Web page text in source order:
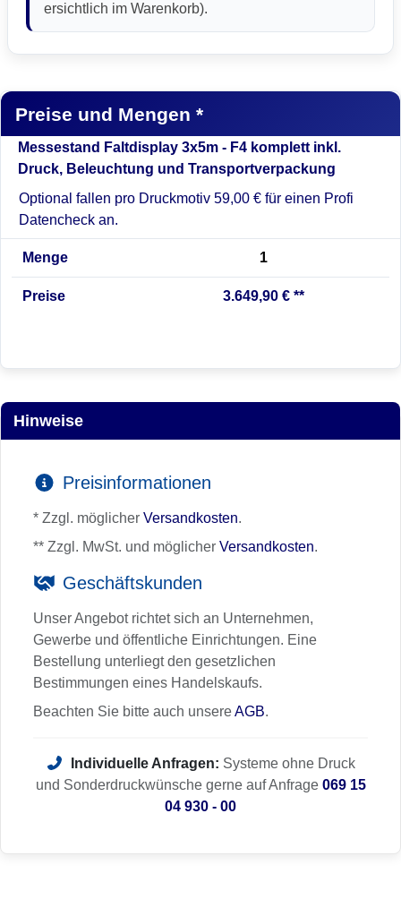
ersichtlich im Warenkorb).
Preise und Mengen *
Messestand Faltdisplay 3x5m - F4 komplett inkl.
Druck, Beleuchtung und Transportverpackung
Optional fallen pro Druckmotiv 59,00 € für einen Profi
Datencheck an.
Menge 1
Preise 3.649,90 € **
Hinweise
Preisinformationen
* Zzgl. möglicher Versandkosten.
** Zzgl. MwSt. und möglicher Versandkosten.
Geschäftskunden
Unser Angebot richtet sich an Unternehmen,
Gewerbe und öffentliche Einrichtungen. Eine
Bestellung unterliegt den gesetzlichen
Bestimmungen eines Handelskaufs.
Beachten Sie bitte auch unsereAGB.
Individuelle Anfragen: Systeme ohne Druck
und Sonderdruckwünsche gerne auf Anfrage 069 15
04 930 - 00